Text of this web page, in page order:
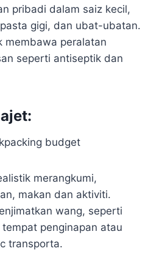
pribadi dalam saiz kecil,
gigi, dan ubat-ubatan.
membawa peralatan
seperti antiseptik dan
merangkumi,
makan dan aktiviti.
wang, seperti
penginapan atau
transporta.